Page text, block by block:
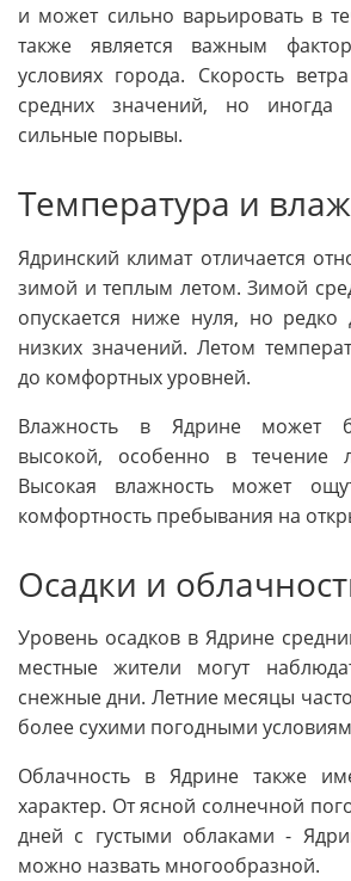
и может сильно варьировать в
также является важным
условиях города. Скорость
средних значений, но иногда
сильные порывы.
Температура и
Ядринский климат отличается
зимой и теплым летом. Зимой
опускается ниже нуля, но редко
низких значений. Летом
до комфортных уровней.
Влажность в Ядрине может
высокой, особенно в течение
Высокая влажность может
комфортность пребывания на
Осадки и
Уровень осадков в Ядрине
местные жители могут
снежные дни. Летние месяцы
более сухими погодными
Облачность в Ядрине также
характер. От ясной солнечной
дней с густыми облаками -
можно назвать многообразной.